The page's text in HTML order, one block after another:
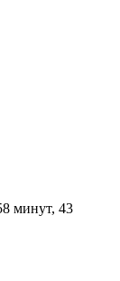
минут, 42